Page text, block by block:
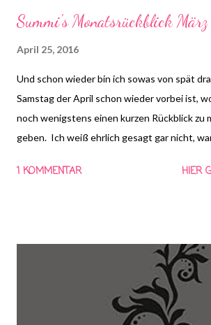
Summi's Monatsrückblick
April 25, 2016
Und schon wieder bin ich sowas von spät
Samstag der April schon wieder vorbei ist,
noch wenigstens einen kurzen Rückblick zu
geben. Ich weiß ehrlich gesagt gar nicht,
schneller als ich schreiben kann :) Und
1 KOMMENTAR HIER